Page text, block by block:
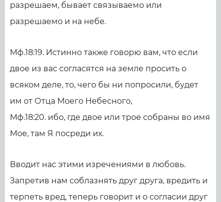
разрешаем, бывает связываемо или
разрешаемо и на небе.
Мф.18:19. Истинно также говорю вам, что если
двое из вас согласятся на земле просить о
всяком деле, то, чего бы ни попросили, будет
им от Отца Моего Небесного,
Мф.18:20. ибо, где двое или трое собраны во имя
Мое, там Я посреди их.
Вводит нас этими изречениями в любовь.
Запретив нам соблазнять друг друга, вредить и
терпеть вред, теперь говорит и о согласии друг